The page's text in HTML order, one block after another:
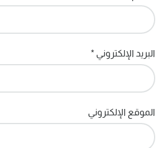
البريد الإلكتروني *
الموقع الإلكتروني